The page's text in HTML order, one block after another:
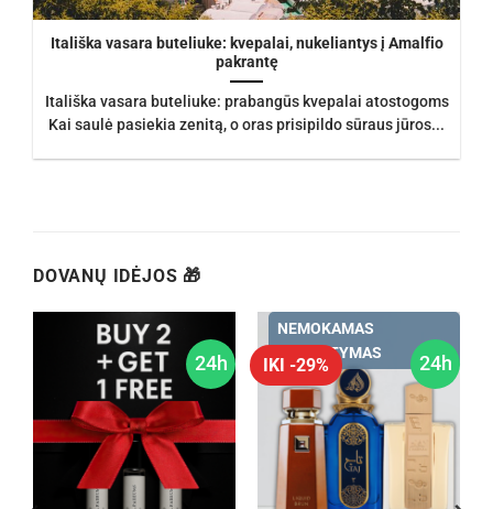
Itališka vasara buteliuke: kvepalai, nukeliantys į Amalfio
pakrantę
Itališka vasara buteliuke: prabangūs kvepalai atostogoms
Kai saulė pasiekia zenitą, o oras prisipildo sūraus jūros...
DOVANŲ IDĖJOS 🎁
24h 24h
IKI -29%
NEMOKAMAS
PRISTATYMAS